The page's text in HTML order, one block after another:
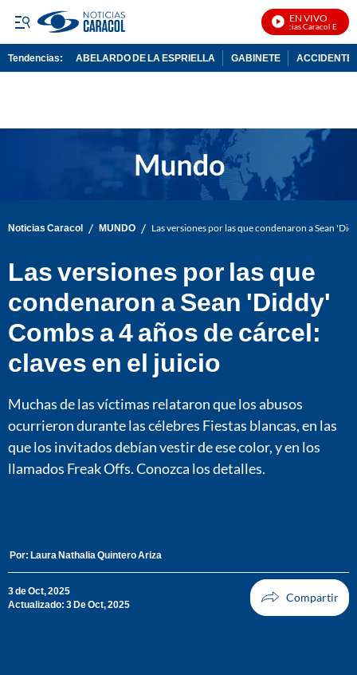
EN VIVO
Noticias Caracol En Vivo
Tendencias: ABELARDO DE LA ESPRIELLA GABINETE ACCIDENTE
Noticias Caracol / MUNDO / Las versiones por las que condenaron a Sean
Las versiones por las que
condenaron a Sean 'Diddy'
Combs a 4 años de cárcel:
claves en el juicio
Muchas de las víctimas relataron que los abusos
ocurrieron durante las célebres Fiestas blancas, en las
que los invitados debían vestir de ese color, y en los
llamados Freak Offs. Conozca los detalles.
Por: Laura Nathalia Quintero Ariza
3 de Oct, 2025
Actualizado: 3 De Oct, 2025